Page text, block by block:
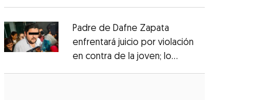
Opens in new window
Padre de Dafne Zapata
enfrentará juicio por violación
en contra de la joven; lo